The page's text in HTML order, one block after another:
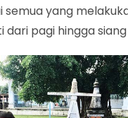
semua yang
dari pagi hingga